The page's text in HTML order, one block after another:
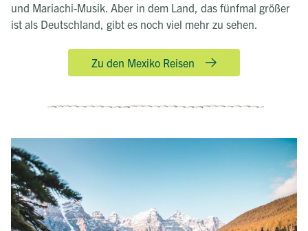
und Mariachi-Musik. Aber in dem Land, das fünfmal größer
ist als Deutschland, gibt es noch viel mehr zu sehen.
Zu den Mexiko Reisen